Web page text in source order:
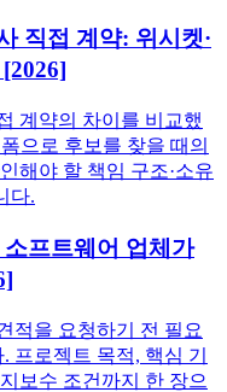
직접 계약: 위시켓·
계약의 차이를 비교했
으로 후보를 찾을 때의
해야 할 책임 구조·소유
다.
프트웨어 업체가
적을 요청하기 전 필요
프로젝트 목적, 핵심 기
보수 조건까지 한 장으